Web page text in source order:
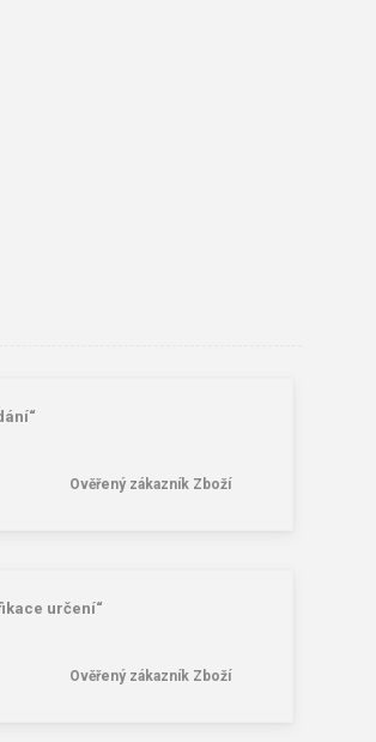
Ověřený zákazník Zboží
určení“
Ověřený zákazník Zboží